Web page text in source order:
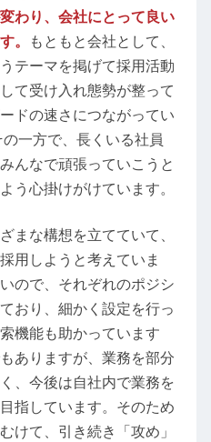
わり、会社にとって良い
。
もともと会社として、
テーマを掲げて採用活動
て受け入れ態勢が整って
ドの速さにつながってい
一方で、長くいる社員
んなで頑張っていこうと
う心掛けがけています。
まな構想を立てていて、
用しようと考えていま
ので、それぞれのポジシ
おり、細かく設定を行っ
機能も助かっています
ありますが、業務を部分
、今後は自社内で業務を
指しています。そのため
けて、引き続き「攻め」